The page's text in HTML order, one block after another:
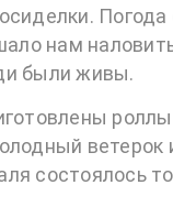
нам
были живы.
состоялось